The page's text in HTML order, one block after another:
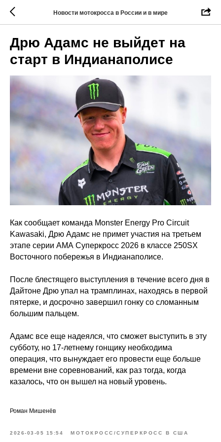
Новости мотокросса в России и в мире
Дрю Адамс не выйдет на
старт в Индианаполисе
Как сообщает команда Monster Energy Pro Circuit
Kawasaki, Дрю Адамс не примет участия на третьем
этапе серии АМА Суперкросс 2026 в классе 250SX
Восточного побережья в Индианаполисе.
После блестящего выступления в течение всего дня в
Дайтоне Дрю упал на трамплинах, находясь в первой
пятерке, и досрочно завершил гонку со сломанным
большим пальцем.
Адамс все еще надеялся, что сможет выступить в эту
субботу, но 17-летнему гонщику необходима
операция, что вынуждает его провести еще больше
времени вне соревнований, как раз тогда, когда
казалось, что он вышел на новый уровень.
Роман Мишенёв
2026-03-05 15:54 МОТОКРОСС/СУПЕРКРОСС В США